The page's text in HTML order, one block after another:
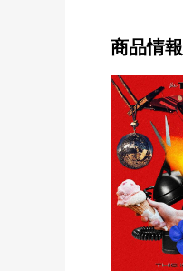
商品情報